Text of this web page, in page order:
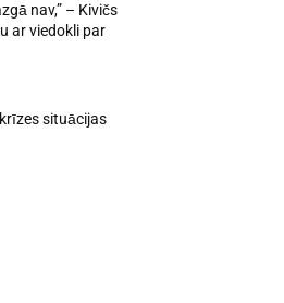
nav,” – Kivičs
ar viedokli par
situācijas